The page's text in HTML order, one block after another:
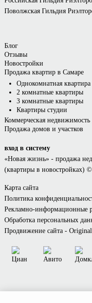
Поволжская Гильдия
Блог
Отзывы
Новостройки
Продажа квартир в Самаре
Однокомнатная квартира
2 комнатные квартиры
3 комнатные квартиры
Квартиры студии
Коммерческая недвижимость
Продажа домов и участков
вход в систему
«Новая жизнь»- продажа
(квартиры в новостройках)
Карта сайта
Политика
Рекламно-информационные
Обработка персональных
Продвижение сайта -